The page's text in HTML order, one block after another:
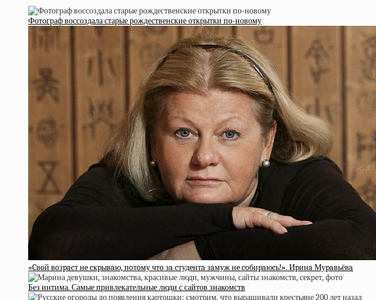
Фотограф воссоздала старые рождественские открытки по-новому
«Cвoй вoзpacт нe cкpывaю, пoтoму чтo зa cтудeнтa зaмуж нe coбиpaюcь!». Иpинa Муpaвьёвa
Без интима. Самые привлекательные люди с сайтов знакомств